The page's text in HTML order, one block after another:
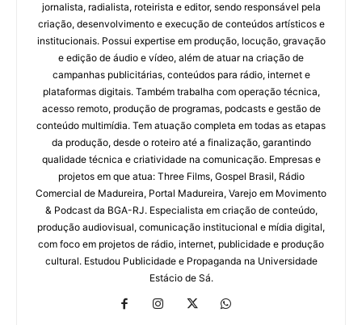
jornalista, radialista, roteirista e editor, sendo responsável pela
criação, desenvolvimento e execução de conteúdos artísticos e
institucionais. Possui expertise em produção, locução, gravação
e edição de áudio e vídeo, além de atuar na criação de
campanhas publicitárias, conteúdos para rádio, internet e
plataformas digitais. Também trabalha com operação técnica,
acesso remoto, produção de programas, podcasts e gestão de
conteúdo multimídia. Tem atuação completa em todas as etapas
da produção, desde o roteiro até a finalização, garantindo
qualidade técnica e criatividade na comunicação. Empresas e
projetos em que atua: Three Films, Gospel Brasil, Rádio
Comercial de Madureira, Portal Madureira, Varejo em Movimento
& Podcast da BGA-RJ. Especialista em criação de conteúdo,
produção audiovisual, comunicação institucional e mídia digital,
com foco em projetos de rádio, internet, publicidade e produção
cultural. Estudou Publicidade e Propaganda na Universidade
Estácio de Sá.